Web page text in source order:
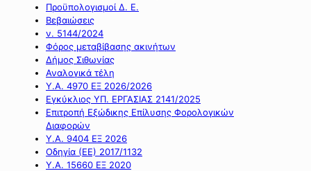
Προϋπολογισμοί Δ. Ε.
Βεβαιώσεις
ν. 5144/2024
Φόρος μεταβίβασης ακινήτων
Δήμος Σιθωνίας
Αναλογικά τέλη
Υ.Α. 4970 ΕΞ 2026/2026
Εγκύκλιος ΥΠ. ΕΡΓΑΣΙΑΣ 2141/2025
Επιτροπή Εξώδικης Επίλυσης Φορολογικών
Διαφορών
Υ.Α. 9404 ΕΞ 2026
Οδηγία (ΕΕ) 2017/1132
Υ.Α. 15660 ΕΞ 2020